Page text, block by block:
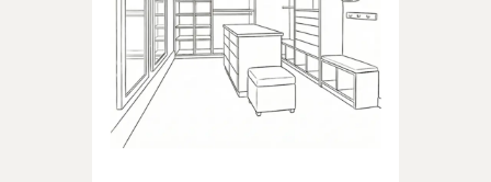
Produkty dedykowane do
garderoby